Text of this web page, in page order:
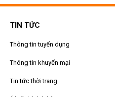
TIN TỨC
Thông tin tuyển dụng
Thông tin khuyến mại
Tin tức thời trang